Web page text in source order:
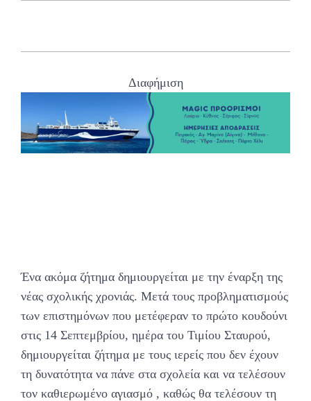
Διαφήμιση
Ένα ακόμα ζήτημα δημιουργείται με την έναρξη της
νέας σχολικής χρονιάς. Μετά τους προβληματισμούς
των επιστημόνων που μετέφεραν το πρώτο κουδούνι
στις 14 Σεπτεμβρίου, ημέρα του Τιμίου Σταυρού,
δημιουργείται ζήτημα με τους ιερείς που δεν έχουν
τη δυνατότητα να πάνε στα σχολεία και να τελέσουν
τον καθιερωμένο αγιασμό , καθώς θα τελέσουν τη